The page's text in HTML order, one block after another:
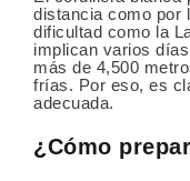
distancia como por
dificultad como la
implican varios
más de 4,500
frías. Por eso, es
adecuada.
¿Cómo